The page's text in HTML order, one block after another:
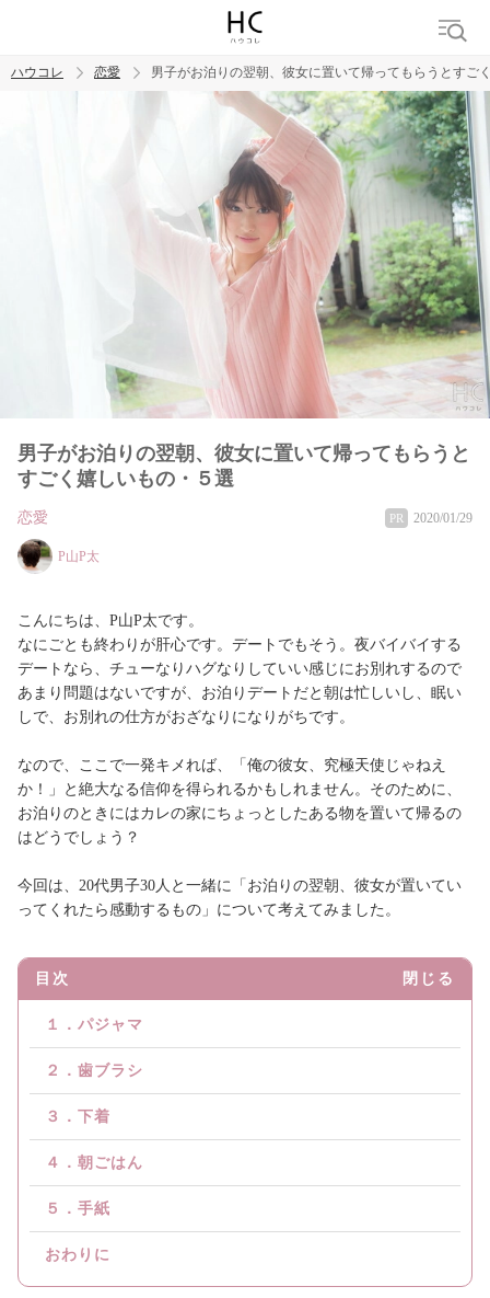
ハウコレ 恋愛 男子がお泊りの翌朝、彼女に置いて帰ってもらうとすご
男子がお泊りの翌朝、彼女に置いて帰ってもらうと
すごく嬉しいもの・５選
恋愛 PR 2020/01/29
P山P太
こんにちは、P山P太です。
なにごとも終わりが肝心です。デートでもそう。夜バイバイする
デートなら、チューなりハグなりしていい感じにお別れするので
あまり問題はないですが、お泊りデートだと朝は忙しいし、眠い
しで、お別れの仕方がおざなりになりがちです。
なので、ここで一発キメれば、「俺の彼女、究極天使じゃねえ
か！」と絶大なる信仰を得られるかもしれません。そのために、
お泊りのときにはカレの家にちょっとしたある物を置いて帰るの
はどうでしょう？
今回は、20代男子30人と一緒に「お泊りの翌朝、彼女が置いてい
ってくれたら感動するもの」について考えてみました。
目次 閉じる
１．パジャマ
２．歯ブラシ
３．下着
４．朝ごはん
５．手紙
おわりに